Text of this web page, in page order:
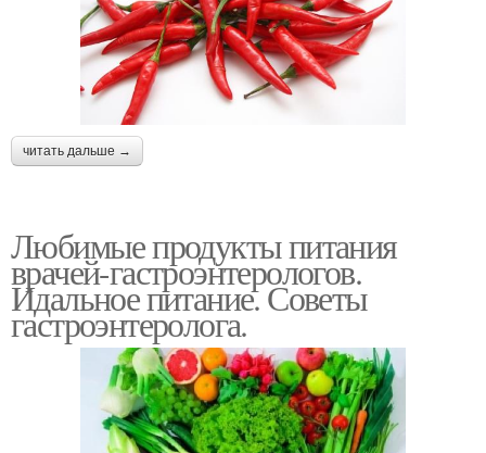
читать дальше →
Любимые продукты питания
врачей-гастроэнтерологов.
Идальное питание. Советы
гастроэнтеролога.